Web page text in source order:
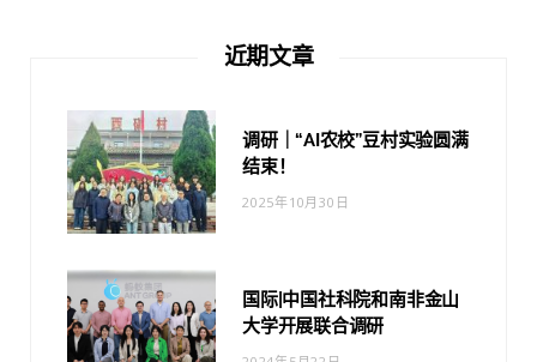
近期文章
调研｜“AI农校”豆村实验圆满
结束！
2025年10月30日
国际|中国社科院和南非金山
大学开展联合调研